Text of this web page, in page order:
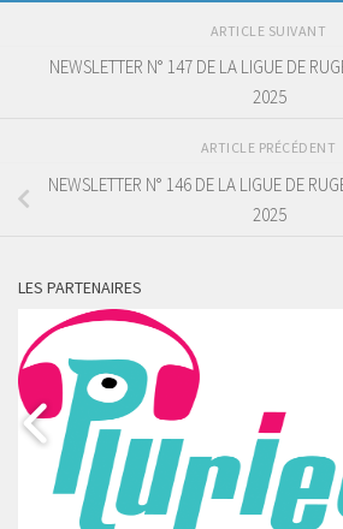
ARTICLE SUIVANT
NEWSLETTER N° 147 DE LA LIGUE DE
2025
ARTICLE PRÉCÉDENT
NEWSLETTER N° 146 DE LA LIGUE DE
2025
LES PARTENAIRES